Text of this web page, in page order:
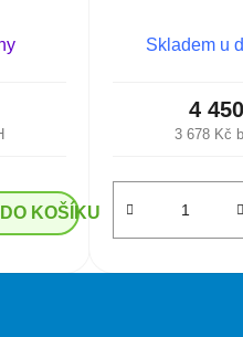
DO KOŠÍKU
Skladem u
3 678 Kč
4